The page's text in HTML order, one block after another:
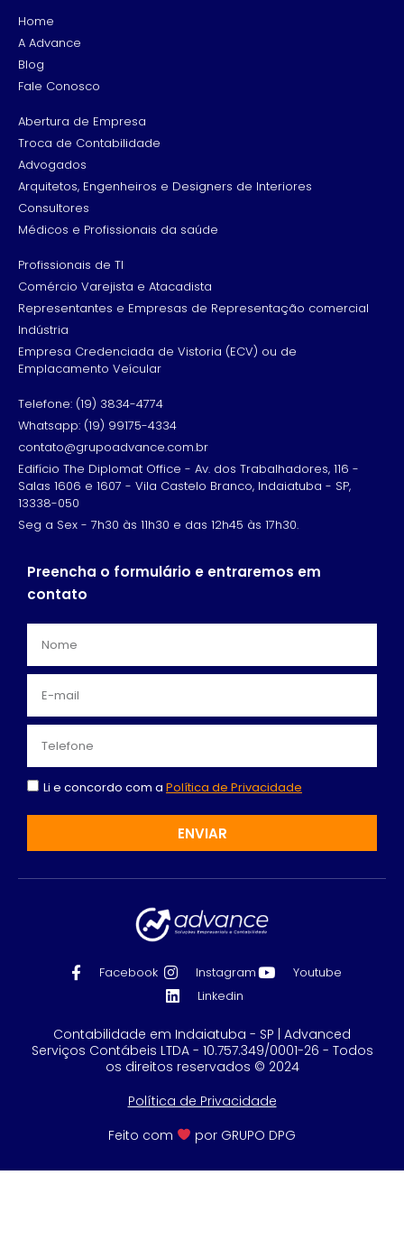
Home
A Advance
Blog
Fale Conosco
Abertura de Empresa
Troca de Contabilidade
Advogados
Arquitetos, Engenheiros e Designers de Interiores
Consultores
Médicos e Profissionais da saúde
Profissionais de TI
Comércio Varejista e Atacadista
Representantes e Empresas de Representação comercial
Indústria
Empresa Credenciada de Vistoria (ECV) ou de
Emplacamento Veícular
Telefone: (19) 3834-4774
Whatsapp: (19) 99175-4334
contato@grupoadvance.com.br
Edifício The Diplomat Office - Av. dos Trabalhadores, 116 -
Salas 1606 e 1607 - Vila Castelo Branco, Indaiatuba - SP,
13338-050
Seg a Sex - 7h30 às 11h30 e das 12h45 às 17h30.
Preencha o formulário e entraremos em
contato
Li e concordo com a Política de Privacidade
ENVIAR
Facebook Instagram
Youtube
Linkedin
Contabilidade em Indaiatuba - SP | Advanced
Serviços Contábeis LTDA - 10.757.349/0001-26 - Todos
os direitos reservados © 2024
Política de Privacidade
Feito com
por GRUPO DPG